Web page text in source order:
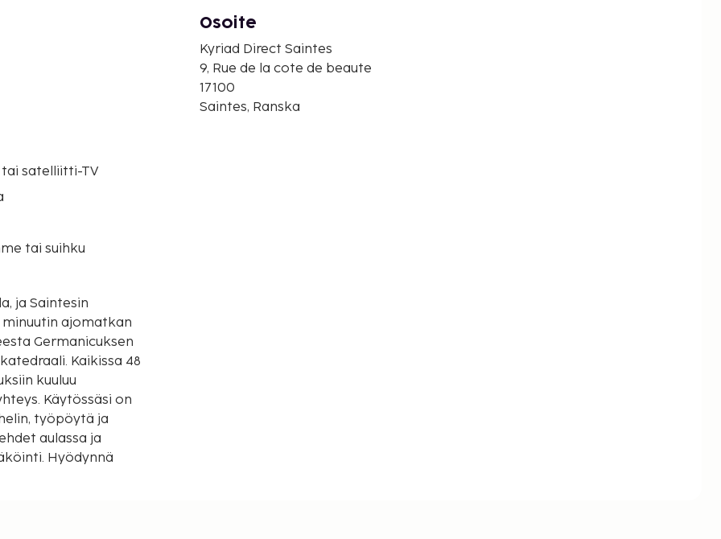
tai satelliitti-TV
tai suihku
ja Saintesin
ajomatkan
Kaikissa 48
kuuluu
Käytössäsi on
työpöytä ja
Hyödynnä
Osoite
Kyriad Direct Saintes
9, Rue de la cote de beaute
17100
Saintes, Ranska